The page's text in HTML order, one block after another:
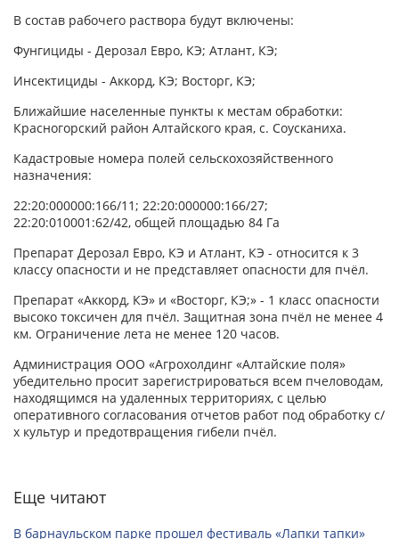
В состав рабочего раствора будут включены:
Фунгициды - Дерозал Евро, КЭ; Атлант, КЭ;
Инсектициды - Аккорд, КЭ; Восторг, КЭ;
Ближайшие населенные пункты к местам обработки:
Красногорский район Алтайского края, с. Соусканиха.
Кадастровые номера полей сельскохозяйственного
назначения:
22:20:000000:166/11; 22:20:000000:166/27;
22:20:010001:62/42, общей площадью 84 Га
Препарат Дерозал Евро, КЭ и Атлант, КЭ - относится к 3
классу опасности и не представляет опасности для пчёл.
Препарат «Аккорд, КЭ» и «Восторг, КЭ;» - 1 класс опасности
высоко токсичен для пчёл. Защитная зона пчёл не менее 4
км. Ограничение лета не менее 120 часов.
Администрация ООО «Агрохолдинг «Алтайские поля»
убедительно просит зарегистрироваться всем пчеловодам,
находящимся на удаленных территориях, с целью
оперативного согласования отчетов работ под обработку с/
х культур и предотвращения гибели пчёл.
Еще читают
В барнаульском парке прошел фестиваль «Лапки тапки»